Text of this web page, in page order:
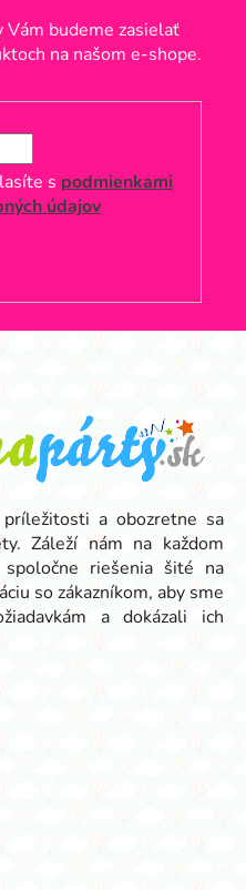
budeme zasielať
na našom e-shope.
s podmienkami
údajov
a obozretne sa
Záleží nám na každom
riešenia šité na
so zákazníkom, aby sme
a dokázali ich